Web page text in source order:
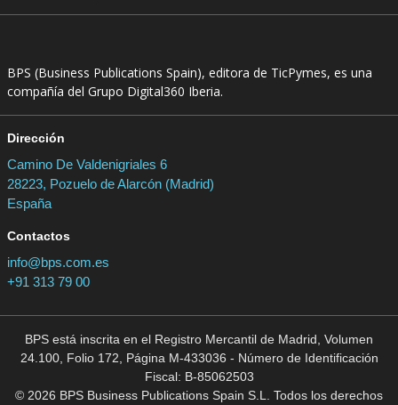
BPS (Business Publications Spain), editora de TicPymes, es una
compañía del Grupo Digital360 Iberia.
Dirección
Camino De Valdenigriales 6
28223, Pozuelo de Alarcón (Madrid)
España
Contactos
info@bps.com.es
+91 313 79 00
BPS está inscrita en el Registro Mercantil de Madrid, Volumen
24.100, Folio 172, Página M-433036 - Número de Identificación
Fiscal: B-85062503
© 2026 BPS Business Publications Spain S.L. Todos los derechos